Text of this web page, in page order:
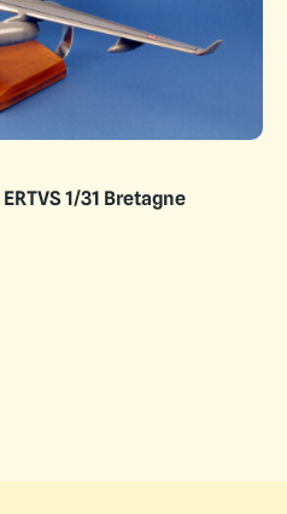
1/31 Bretagne